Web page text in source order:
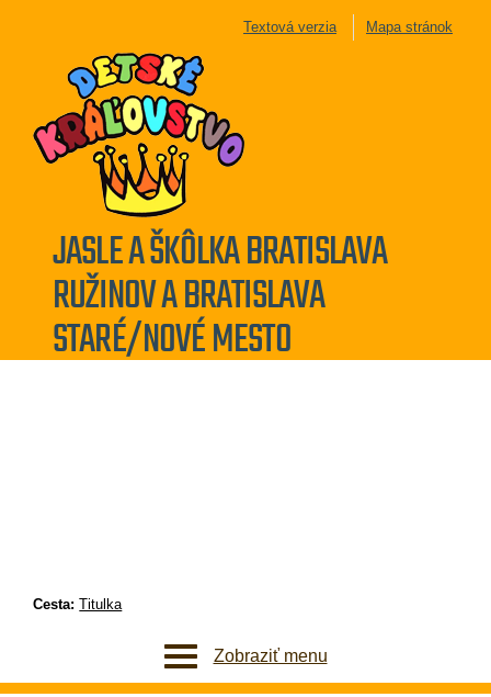
Textová verzia Mapa stránok
JASLE A ŠKÔLKA BRATISLAVA
RUŽINOV A BRATISLAVA
STARÉ/NOVÉ MESTO
Cesta:Titulka
Zobraziť menu